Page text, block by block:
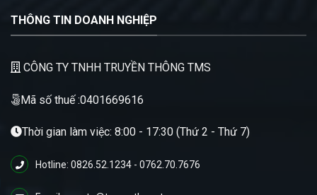
THÔNG TIN DOANH NGHIỆP
CÔNG TY TNHH TRUYỀN THÔNG TMS
Mã số thuế :0401669616
Thời gian làm việc: 8:00 - 17:30 (Thứ 2 - Thứ 7)
Hotline: 0826.52.1234 - 0762.70.7676